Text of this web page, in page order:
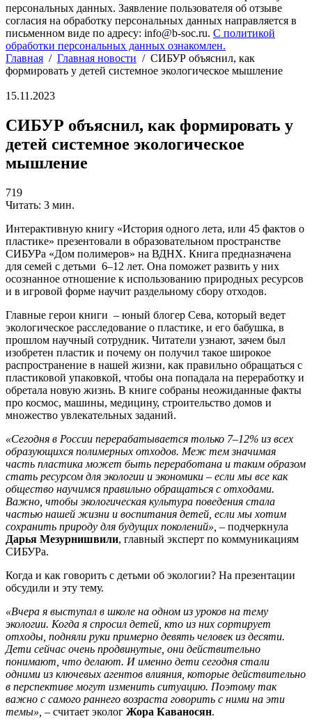
персональных данных. Заявление пользователя об отзыве
согласия на обработку персональных данных направляется в
письменном виде по адресу: info@b-soc.ru. С политикой
обработки персональных данных ознакомлен.
Главная / Главная новости / СИБУР объяснил, как
формировать у детей системное экологическое мышление
15.11.2023
СИБУР объяснил, как формировать у
детей системное экологическое
мышление
719
Читать: 3 мин.
Интерактивную книгу «История одного лета, или 45 фактов о
пластике» презентовали в образовательном пространстве
СИБУРа «Дом полимеров» на ВДНХ. Книга предназначена
для семей с детьми 6–12 лет. Она поможет развить у них
осознанное отношение к использованию природных ресурсов
и в игровой форме научит раздельному сбору отходов.
Главные герои книги – юный блогер Сева, который ведет
экологическое расследование о пластике, и его бабушка, в
прошлом научный сотрудник. Читатели узнают, зачем был
изобретен пластик и почему он получил такое широкое
распространение в нашей жизни, как правильно обращаться с
пластиковой упаковкой, чтобы она попадала на переработку и
обретала новую жизнь. В книге собраны неожиданные факты
про космос, машины, медицину, строительство домов и
множество увлекательных заданий.
«Сегодня в России перерабатывается только 7–12% из всех
образующихся полимерных отходов. Меж тем значимая
часть пластика может быть переработана и таким образом
стать ресурсом для экологии и экономики – если мы все как
общество научимся правильно обращаться с отходами.
Важно, чтобы экологическая культура поведения стала
частью нашей жизни и воспитания детей, если мы хотим
сохранить природу для будущих поколений», – подчеркнула
Дарья Мезурнишвили, главный эксперт по коммуникациям
СИБУРа.
Когда и как говорить с детьми об экологии? На презентации
обсудили и эту тему.
«Вчера я выступал в школе на одном из уроков на тему
экологии. Когда я спросил детей, кто из них сортирует
отходы, подняли руки примерно девять человек из десяти.
Дети сейчас очень продвинутые, они действительно
понимают, что делают. И именно дети сегодня стали
одними из ключевых агентов влияния, которые действительно
в перспективе могут изменить ситуацию. Поэтому так
важно с самого раннего возраста говорить с ними на эти
темы», – считает эколог Жора Каваносян.